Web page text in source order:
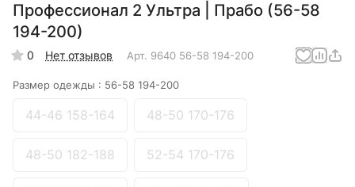
Профессионал 2 Ультра | Прабо (56-58
194-200)
0 Нет отзывов Арт. 9640 56-58 194-200
Размер одежды : 56-58 194-200
44-46 158-164 48-50 170-176
48-50 182-188 52-54 170-176